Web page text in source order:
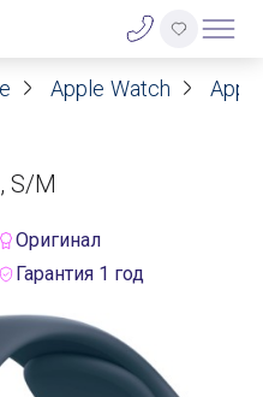
Apple Watch
S/M
Оригинал
Гарантия 1 год